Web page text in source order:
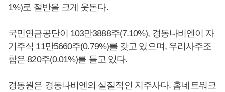
1%)로 절반을 크게 웃돈다.
국민연금공단이 103만3888주(7.10%), 경동나비엔이 자
기주식 11만5660주(0.79%)를 갖고 있으며, 우리사주조
합은 820주(0.01%)를 들고 있다.
경동원은 경동나비엔의 실질적인 지주사다. 홈네트워크